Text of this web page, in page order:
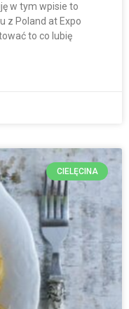
w tym wpisie to
z Poland at Expo
to co lubię
CIELĘCINA